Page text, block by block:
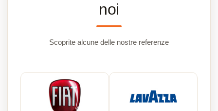
noi
Scoprite alcune delle nostre referenze